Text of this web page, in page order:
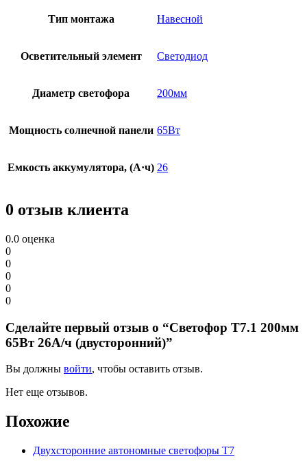
Тип монтажа Навесной
Осветительный элемент Светодиод
Диаметр светофора 200мм
Мощность солнечной панели 65Вт
Емкость аккумулятора, (А·ч) 26
0 отзыв клиента
0.0 оценка
0
0
0
0
0
Сделайте первый отзыв о “Светофор Т7.1 200мм
65Вт 26А/ч (двусторонний)”
Вы должны войти, чтобы оставить отзыв.
Нет еще отзывов.
Похожие
Двухсторонние автономные светофоры Т7